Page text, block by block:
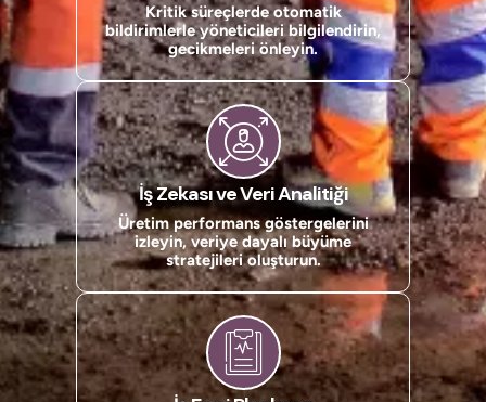
Kritik süreçlerde otomatik
bildirimlerle yöneticileri bilgilendirin,
gecikmeleri önleyin.
İş Zekası ve Veri Analitiği
Üretim performans göstergelerini
izleyin, veriye dayalı büyüme
stratejileri oluşturun.